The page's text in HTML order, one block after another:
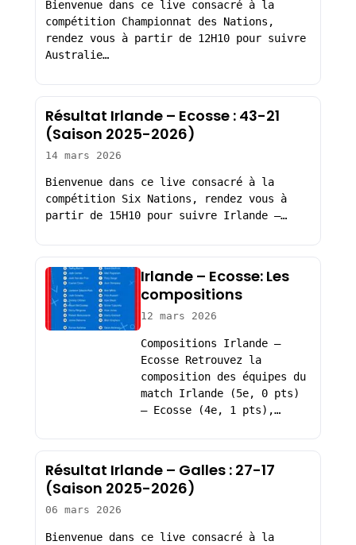
Bienvenue dans ce live consacré à la
compétition Championnat des Nations,
rendez vous à partir de 12H10 pour suivre
Australie…
Résultat Irlande – Ecosse : 43-21
(Saison 2025-2026)
14 mars 2026
Bienvenue dans ce live consacré à la
compétition Six Nations, rendez vous à
partir de 15H10 pour suivre Irlande –…
Irlande – Ecosse: Les
compositions
12 mars 2026
Compositions Irlande –
Ecosse Retrouvez la
composition des équipes du
match Irlande (5e, 0 pts)
– Ecosse (4e, 1 pts),…
Résultat Irlande – Galles : 27-17
(Saison 2025-2026)
06 mars 2026
Bienvenue dans ce live consacré à la